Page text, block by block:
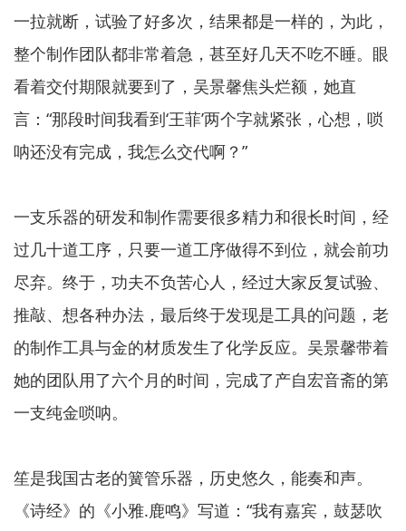
一拉就断，试验了好多次，结果都是一样的，为此，
整个制作团队都非常着急，甚至好几天不吃不睡。眼
看着交付期限就要到了，吴景馨焦头烂额，她直
言：“那段时间我看到‘王菲’两个字就紧张，心想，唢
呐还没有完成，我怎么交代啊？”
一支乐器的研发和制作需要很多精力和很长时间，经
过几十道工序，只要一道工序做得不到位，就会前功
尽弃。终于，功夫不负苦心人，经过大家反复试验、
推敲、想各种办法，最后终于发现是工具的问题，老
的制作工具与金的材质发生了化学反应。吴景馨带着
她的团队用了六个月的时间，完成了产自宏音斋的第
一支纯金唢呐。
笙是我国古老的簧管乐器，历史悠久，能奏和声。
《诗经》的《小雅.鹿鸣》写道：“我有嘉宾，鼓瑟吹